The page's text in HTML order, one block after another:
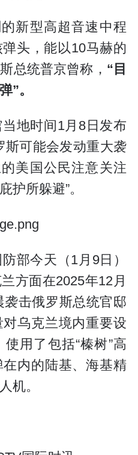
新型高超音速中程
头，能以10马赫的
总统普京曾称， “目
”。
地时间1月8日发布
斯可能会发动重大袭
美国公民注意关注
护所躲避”。
部今天（1月9日）
方面在2025年12月
击俄罗斯总统官邸
乌克兰境内重要设
用了包括“榛树”高
内的陆基、海基精
机。